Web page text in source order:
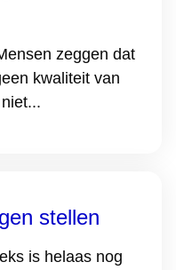
zeggen dat
kwaliteit van
stellen
is helaas nog